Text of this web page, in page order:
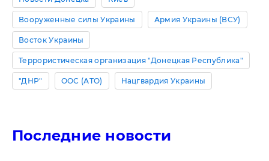
Вооруженные силы Украины Армия Украины (ВСУ)
Восток Украины
Террористическая организация "Донецкая Республика"
"ДНР" ООС (АТО) Нацгвардия Украины
Последние новости